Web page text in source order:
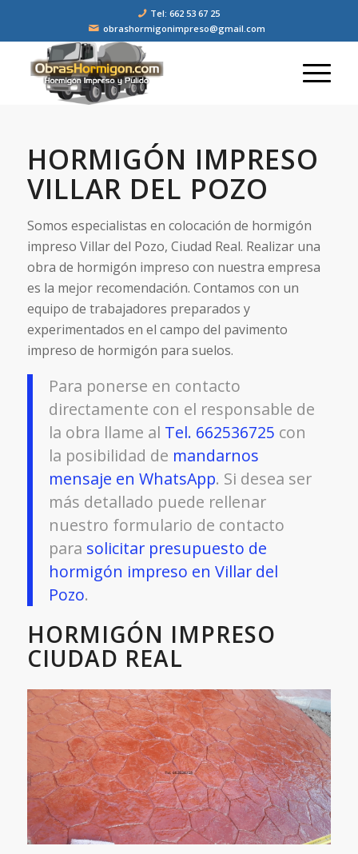
Tel: 662 53 67 25
obrashormigonimpreso@gmail.com
HORMIGÓN IMPRESO
VILLAR DEL POZO
Somos especialistas en colocación de hormigón
impreso Villar del Pozo, Ciudad Real. Realizar una
obra de hormigón impreso con nuestra empresa
es la mejor recomendación. Contamos con un
equipo de trabajadores preparados y
experimentados en el campo del pavimento
impreso de hormigón para suelos.
Para ponerse en contacto
directamente con el responsable de
la obra llame al Tel. 662536725 con
la posibilidad de mandarnos
mensaje en WhatsApp. Si desea ser
más detallado puede rellenar
nuestro formulario de contacto
para solicitar presupuesto de
hormigón impreso en Villar del
Pozo.
HORMIGÓN IMPRESO
CIUDAD REAL